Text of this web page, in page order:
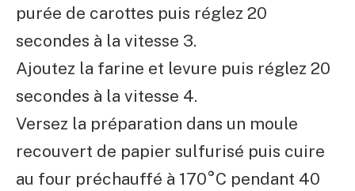
purée de carottes puis réglez 20
secondes à la vitesse 3.
Ajoutez la farine et levure puis réglez 20
secondes à la vitesse 4.
Versez la préparation dans un moule
recouvert de papier sulfurisé puis cuire
au four préchauffé à 170°C pendant 40